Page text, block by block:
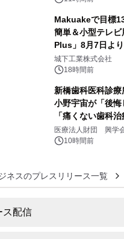
Makuakeで目標
簡単＆小型テレ
Plus」8月7日よ
ーブル1本つなぐ
ぐっと豊かに
城下工業株式会社
18時間前
新橋歯科医科診
小野宇宙が「後悔
「痛くない歯科
療計画」をテーマ
医療法人財団 興学
10時間前
ネスのプレスリリース一覧
ス配信